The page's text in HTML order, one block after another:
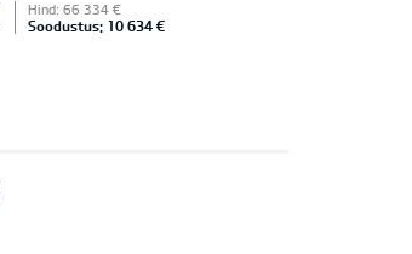
Hind: 66 334 €
Soodustus: 10 634 €